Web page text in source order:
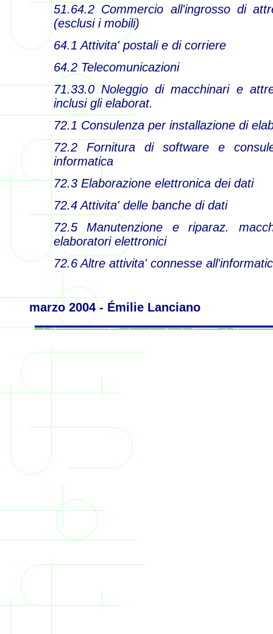
51.64.2 Commercio all'ingrosso di
(esclusi i mobili)
64.1 Attivita' postali e di corriere
64.2 Telecomunicazioni
71.33.0 Noleggio di macchinari e
inclusi gli elaborat.
72.1 Consulenza per installazione di
72.2 Fornitura di software e
informatica
72.3 Elaborazione elettronica dei dati
72.4 Attivita' delle banche di dati
72.5 Manutenzione e riparaz.
elaboratori elettronici
72.6 Altre attivita' connesse
marzo 2004 - Émilie Lanciano